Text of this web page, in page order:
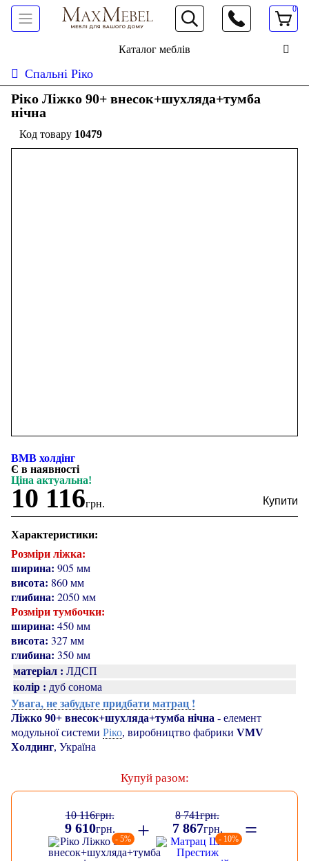
066 472 19 61
0
Каталог меблів
Спальні Ріко
Ріко Ліжко 90+ внесок+шухляда+тумба
нічна
10479
ВМВ холдінг
Є в наявності
Ціна актуальна!
10 116грн.
Характеристики:
Розміри ліжка:
ширина: 905 мм
висота: 860 мм
глибина: 2050 мм
Розміри тумбочки:
ширина: 450 мм
висота: 327 мм
глибина: 350 мм
матеріал : ЛДСП
колір : дуб сонома
Увага, не забудьте придбати матрац !
Ліжко 90+ внесок+шухляда+тумба нічна - елемент
модульної системи Ріко, виробництво фабрики VMV
Холдинг, Україна
Купуй разом:
10 116грн.
9 610грн.
- 5% +
8 741грн.
7 867грн.
- 10% =